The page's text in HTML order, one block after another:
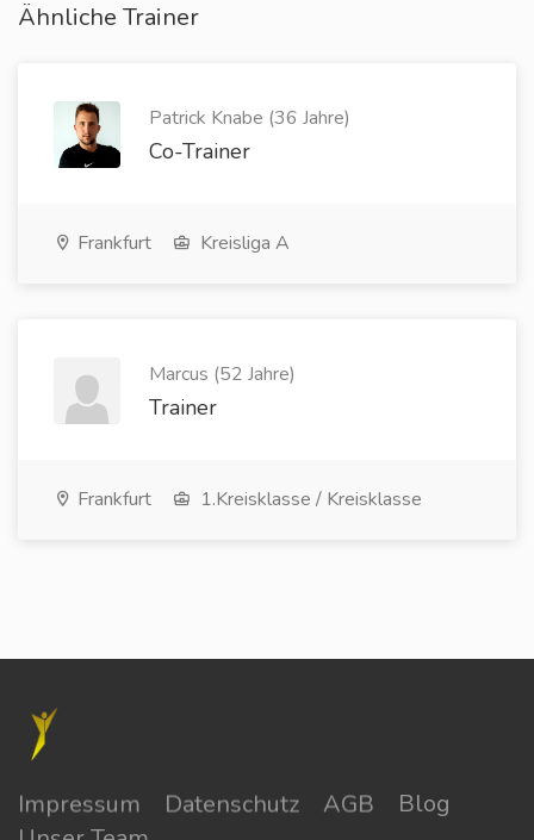
Ähnliche Trainer
Patrick Knabe (36 Jahre)
Co-Trainer
Frankfurt Kreisliga A
Marcus (52 Jahre)
Trainer
Frankfurt 1.Kreisklasse / Kreisklasse
Impressum Datenschutz AGB
Blog